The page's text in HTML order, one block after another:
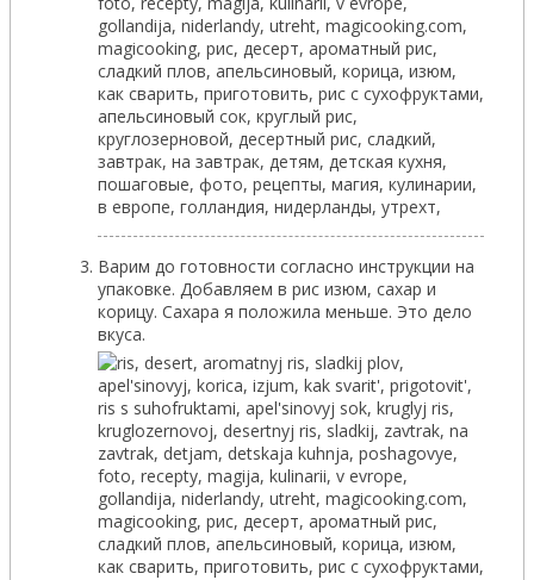
Варим до готовности согласно инструкции на
упаковке. Добавляем в рис изюм, сахар и
корицу. Сахара я положила меньше. Это дело
вкуса.